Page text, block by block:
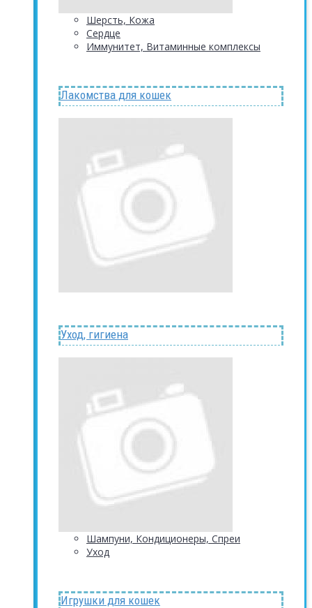
Шерсть, Кожа
Сердце
Иммунитет, Витаминные комплексы
Лакомства для кошек
Уход, гигиена
Шампуни, Кондиционеры, Спреи
Уход
Игрушки для кошек